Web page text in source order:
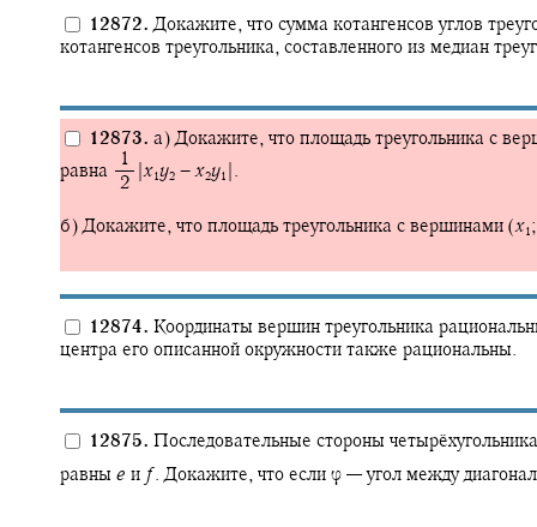
12872. Докажите, что сумма котангенсов углов
котангенсов треугольника, составленного из медиан
12873. а) Докажите, что площадь треугольника с
равна
‍ 1
‍ 2
|x1y2 −x2y1 |.
б) Докажите, что площадь треугольника с вершинами (x1
12874. Координаты вершин треугольника
центра его описанной окружности также рациональны.
12875. Последовательные стороны
равны e и f. Докажите, что если φ —угол между